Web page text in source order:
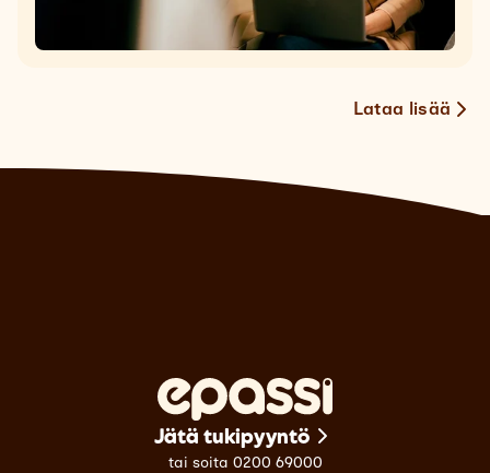
Lataa lisää
Jätä tukipyyntö
tai soita 0200 69000